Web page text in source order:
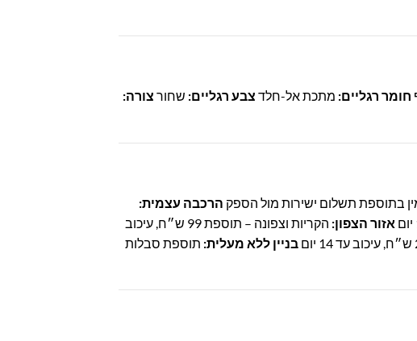
חומר רגליים: מתכת אל-חלד צבע רגליים: שחור צורה:
בתוספת תשלום ישירות מול הספק הרכבה עצמית:
אזור הצפון:
הקריות וצפונה – תוספת 99 ש״ח, עיכוב
בניין ללא מעלית: תוספת סבלות